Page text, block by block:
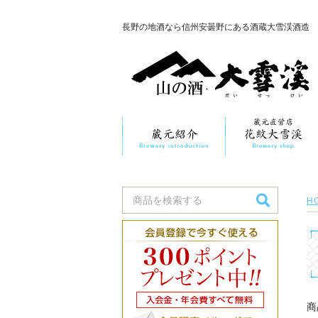
長野の地酒なら信州安曇野にある酒蔵大雪渓酒造